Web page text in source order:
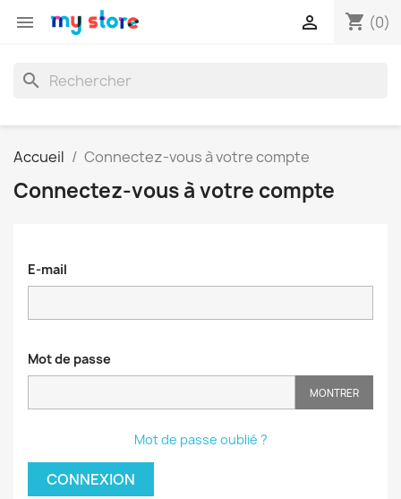
 shopping_cart (0)

search
Accueil Connectez-vous à votre compte
Connectez-vous à votre compte
E-mail
Mot de passe
MONTRER
Mot de passe oublié ?
CONNEXION